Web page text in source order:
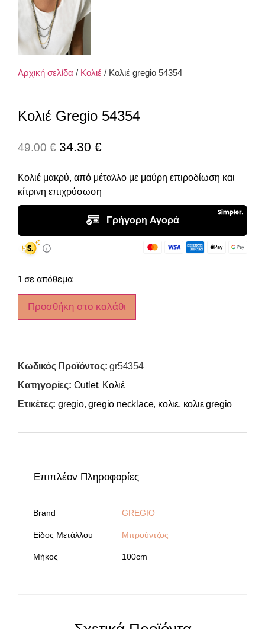
Αρχική σελίδα / Κολιέ / Κολιέ gregio 54354
Κολιέ Gregio 54354
49.00€ 34.30 €
Κολιέ μακρύ, από μέταλλο με μαύρη επιροδίωση και
κίτρινη επιχρύσωση
1 σε απόθεμα
Προσθήκη στο καλάθι
Κωδικός Προϊόντος:gr54354
Κατηγορίες: Outlet, Κολιέ
Ετικέτες: gregio,gregio necklace, κολιε, κολιε gregio
Επιπλέον Πληροφορίες
Brand GREGIO
Είδος Μετάλλου Μπρούντζος
Μήκος 100cm